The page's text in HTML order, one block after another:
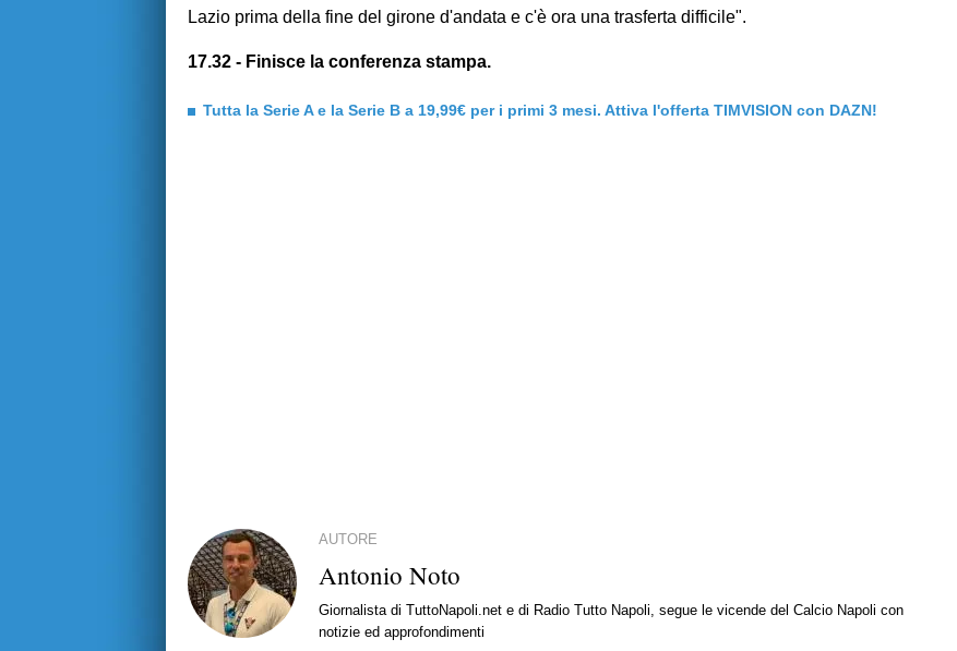
Lazio prima della fine del girone d'andata e c'è ora una trasferta difficile".
17.32 - Finisce la conferenza stampa.
Tutta la Serie A e la Serie B a 19,99€ per i primi 3 mesi. Attiva l'offerta TIMVISION con DAZN!
AUTORE
Antonio Noto
Giornalista di TuttoNapoli.net e di Radio Tutto Napoli, segue le vicende del Calcio Napoli con
notizie ed approfondimenti